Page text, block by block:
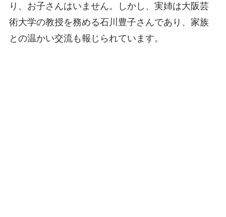
り、お子さんはいません。しかし、実姉は大阪芸
術大学の教授を務める石川豊子さんであり、家族
との温かい交流も報じられています。